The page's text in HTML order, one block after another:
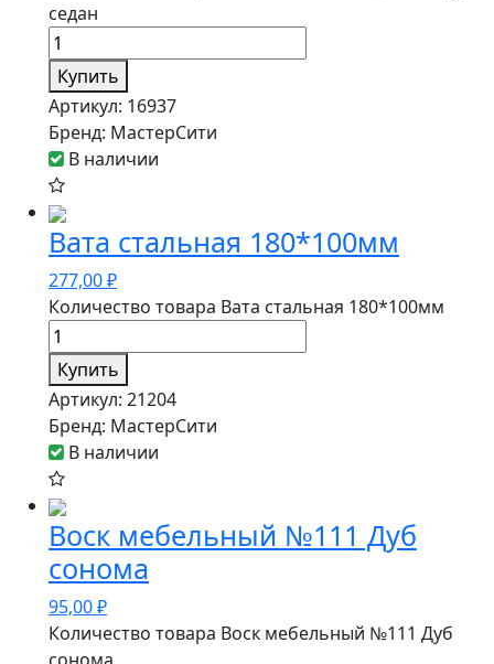
седан
Купить
Артикул: 16937
Бренд: МастерСити
В наличии
Вата стальная 180*100мм
277,00₽
Количество товара Вата стальная 180*100мм
Купить
Артикул: 21204
Бренд: МастерСити
В наличии
Воск мебельный №111 Дуб
сонома
95,00₽
Количество товара Воск мебельный №111 Дуб